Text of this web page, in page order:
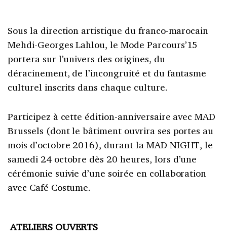
Sous la direction artistique du franco-marocain
Mehdi-Georges Lahlou, le Mode Parcours’15
portera sur l’univers des origines, du
déracinement, de l’incongruité et du fantasme
culturel inscrits dans chaque culture.
Participez à cette édition-anniversaire avec MAD
Brussels (dont le bâtiment ouvrira ses portes au
mois d’octobre 2016), durant la MAD NIGHT, le
samedi 24 octobre dès 20 heures, lors d’une
cérémonie suivie d’une soirée en collaboration
avec Café Costume.
ATELIERS OUVERTS